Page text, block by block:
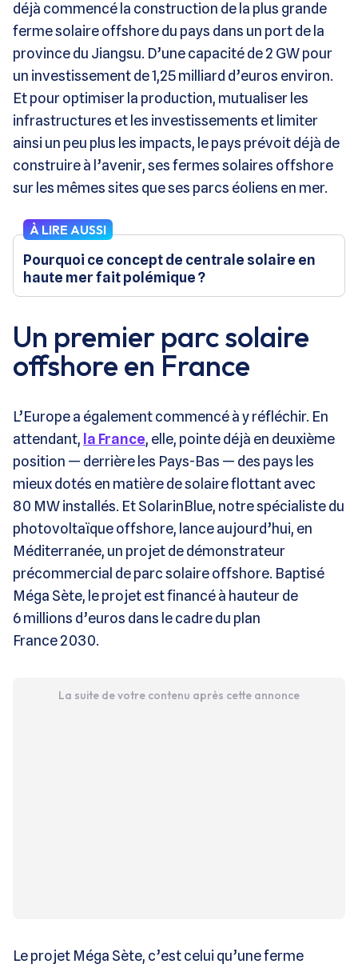
déjà commencé la construction de la plus grande
ferme solaire offshore du pays dans un port de la
province du Jiangsu. D’une capacité de 2 GW pour
un investissement de 1,25 milliard d’euros environ.
Et pour optimiser la production, mutualiser les
infrastructures et les investissements et limiter
ainsi un peu plus les impacts, le pays prévoit déjà de
construire à l’avenir, ses fermes solaires offshore
sur les mêmes sites que ses parcs éoliens en mer.
À LIRE AUSSI
Pourquoi ce concept de centrale solaire en
haute mer fait polémique ?
Un premier parc solaire
offshore en France
L’Europe a également commencé à y réfléchir. En
attendant, la France, elle, pointe déjà en deuxième
position — derrière les Pays-Bas — des pays les
mieux dotés en matière de solaire flottant avec
80 MW installés. Et SolarinBlue, notre spécialiste du
photovoltaïque offshore, lance aujourd’hui, en
Méditerranée, un projet de démonstrateur
précommercial de parc solaire offshore. Baptisé
Méga Sète, le projet est financé à hauteur de
6 millions d’euros dans le cadre du plan
France 2030.
La suite de votre contenu après cette annonce
Le projet Méga Sète, c’est celui qu’une ferme